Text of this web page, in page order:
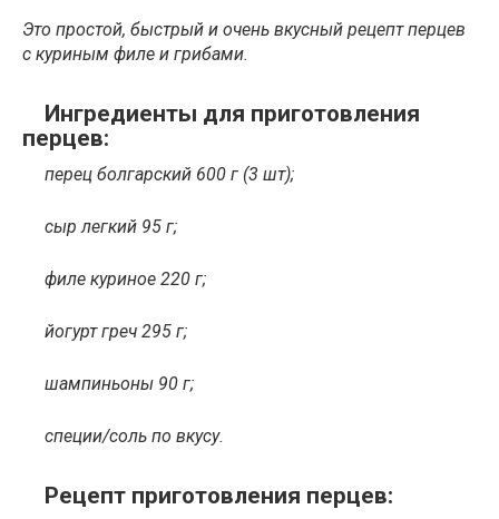
Это простой, быстрый и очень вкусный рецепт перцев
с куриным филе и грибами.
Ингредиенты для приготовления
перцев:
перец болгарский 600 г (3 шт);
сыр легкий 95 г;
филе куриное 220 г;
йогурт греч 295 г;
шампиньоны 90 г;
специи/соль по вкусу.
Рецепт приготовления перцев: